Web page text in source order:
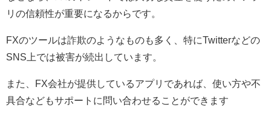
リの信頼性が重要になるからです。
FXのツールは詐欺のようなものも多く、特にTwitterなどの
SNS上では被害が続出しています。
また、FX会社が提供しているアプリであれば、使い方や不
具合などもサポートに問い合わせることができます